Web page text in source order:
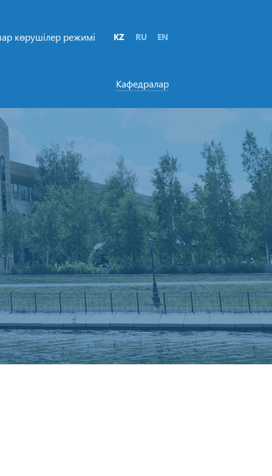
көрушілер режимі KZ RU EN
Кафедралар